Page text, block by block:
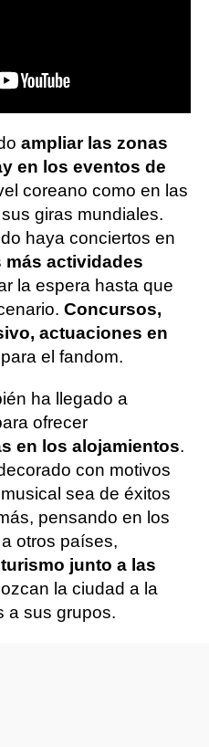
ampliar las zonas
en los eventos de
coreano como en las
giras mundiales.
haya conciertos en
más actividades
la espera hasta que
Concursos,
actuaciones en
el fandom.
ha llegado a
ofrecer
en los alojamientos.
con motivos
sea de éxitos
pensando en los
otros países,
junto a las
la ciudad a la
a sus grupos.